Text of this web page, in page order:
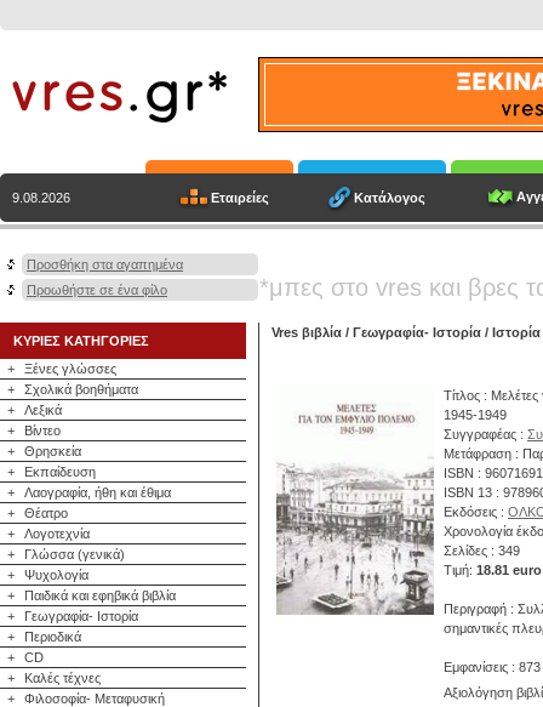
9.08.2026 Εταιρείες Κατάλογος
Προσθήκη στα αγαπημένα
Προωθήστε σε ένα φίλο
*μπες στο vres και βρες
ΚΥΡΙΕΣ ΚΑΤΗΓΟΡΙΕΣ
+
Ξένες γλώσσες
+
Σχολικά βοηθήματα
+
Λεξικά
+
Βίντεο
+
Θρησκεία
+
Εκπαίδευση
+
Λαογραφία, ήθη και έθιμα
+
Θέατρο
+
Λογοτεχνία
+
Γλώσσα (γενικά)
+
Ψυχολογία
+
Παιδικά και εφηβικά βιβλία
+
Γεωγραφία- Ιστορία
+
Περιοδικά
+
CD
+
Καλές τέχνες
+
Φιλοσοφία- Μεταφυσική
Vres βιβλία / Γεωγραφία- Ιστορία /
Τίτλος :
1945-1949
Συγγραφέας :
Μετάφραση :
ISBN :
ISBN 13 :
Εκδόσεις :
Χρονολογία
Σελίδες : 349
Τιμή: 18.81 euro
Περιγραφή :
σημαντικές
Εμφανίσεις : 873
Αξιολόγηση